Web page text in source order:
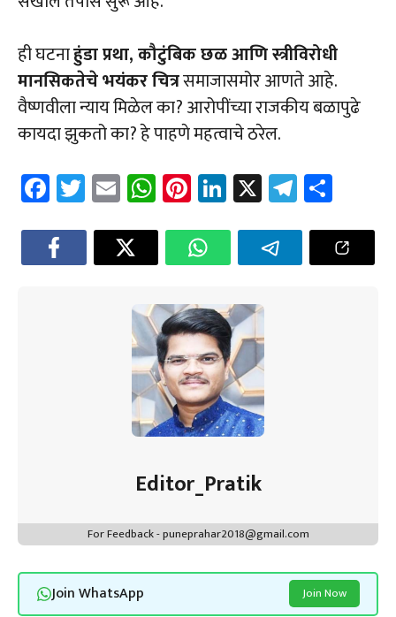
ही घटनाहुंडा प्रथा, कौटुंबिक छळ आणि स्त्रीविरोधी
मानसिकतेचे भयंकर चित्रसमाजासमोर आणते आहे.
वैष्णवीला न्याय मिळेल का? आरोपींच्या राजकीय बळापुढे
कायदा झुकतो का? हे पाहणे महत्वाचे ठरेल.
Fa
ce
b
o
T
wi
tt
er
E
m
ail
W
h
at
sA
p
p
Pi
nt
er
es
t
Li
nk
e
dI
n
X Te
le
gr
a
e
Editor_Pratik
For Feedback - puneprahar2018@gmail.com
Join WhatsApp Join Now